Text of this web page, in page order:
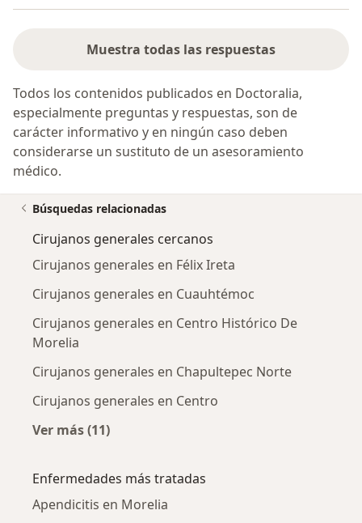
Muestra todas las respuestas
Todos los contenidos publicados en Doctoralia,
especialmente preguntas y respuestas, son de
carácter informativo y en ningún caso deben
considerarse un sustituto de un asesoramiento
médico.
Búsquedas relacionadas
Cirujanos generales cercanos
Cirujanos generales en Félix Ireta
Cirujanos generales en Cuauhtémoc
Cirujanos generales en Centro Histórico De
Morelia
Cirujanos generales en Chapultepec Norte
Cirujanos generales en Centro
Ver más (11)
Enfermedades más tratadas
Apendicitis en Morelia